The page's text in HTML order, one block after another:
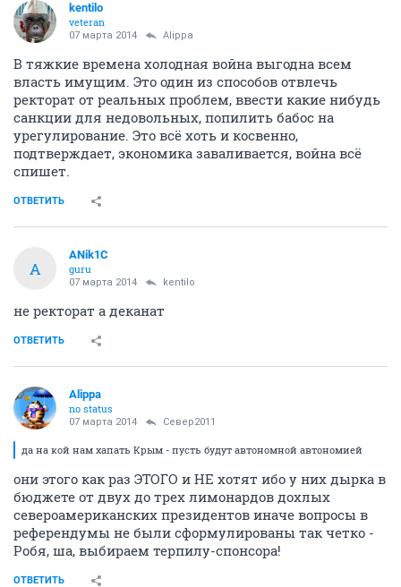
kentilo
veteran
07 марта 2014 Alippa
В тяжкие времена холодная война выгодна всем
власть имущим. Это один из способов отвлечь
ректорат от реальных проблем, ввести какие нибудь
санкции для недовольных, попилить бабос на
урегулирование. Это всё хоть и косвенно,
подтверждает, экономика заваливается, война всё
спишет.
ОТВЕТИТЬ
A
ANik1C
guru
07 марта 2014 kentilo
не ректорат а деканат
ОТВЕТИТЬ
Alippa
no status
07 марта 2014 Север2011
да на кой нам хапать Крым - пусть будут автономной автономией
они этого как раз ЭТОГО и НЕ хотят ибо у них дырка в
бюджете от двух до трех лимонардов дохлых
североамериканских президентов иначе вопросы в
референдумы не были сформулированы так четко -
Робя, ша, выбираем терпилу-спонсора!
ОТВЕТИТЬ